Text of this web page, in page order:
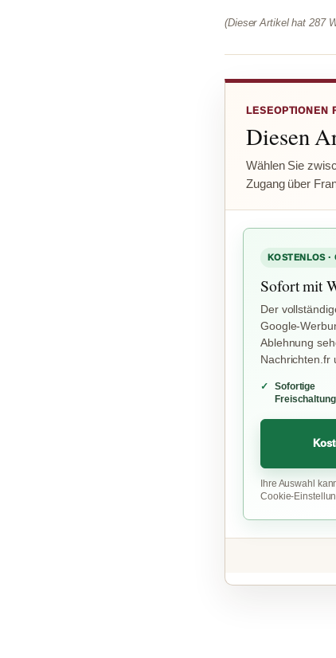
(Dieser Artikel hat 287
LESEOPTIONEN
Diesen
Wählen Sie
Zugang über
KOSTENLOS ·
Sofort mit
Der
Google-
Ablehnung
Nachrichten.fr
Sofortige
Freischaltung
Ihre Auswahl
Cookie-